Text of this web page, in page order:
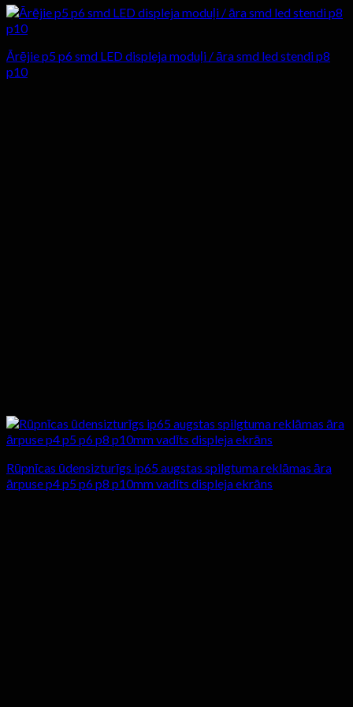
Ārējie p5 p6 smd LED displeja moduļi / āra smd led stendi p8
p10
Rūpnīcas ūdensizturīgs ip65 augstas spilgtuma reklāmas āra
ārpuse p4 p5 p6 p8 p10mm vadīts displeja ekrāns